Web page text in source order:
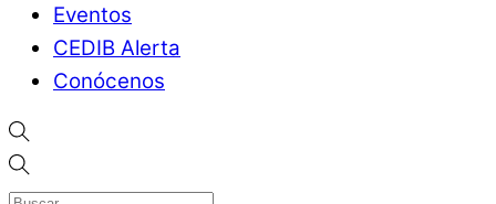
Eventos
CEDIB Alerta
Conócenos